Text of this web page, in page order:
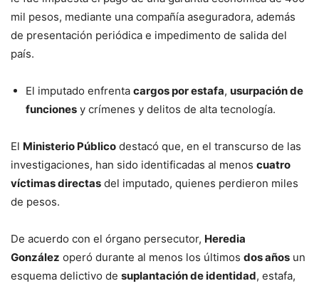
mil pesos, mediante una compañía aseguradora, además
de presentación periódica e impedimento de salida del
país.
El imputado enfrenta cargos por estafa, usurpación de
funciones y crímenes y delitos de alta tecnología.
El Ministerio Público destacó que, en el transcurso de las
investigaciones, han sido identificadas al menos cuatro
víctimas directas del imputado, quienes perdieron miles
de pesos.
De acuerdo con el órgano persecutor, Heredia
González operó durante al menos los últimos dos años un
esquema delictivo de suplantación de identidad, estafa,